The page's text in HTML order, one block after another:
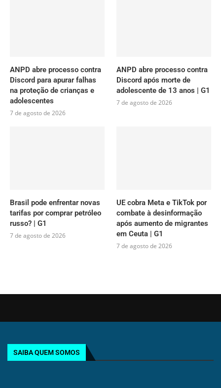
ANPD abre processo contra
Discord para apurar falhas
na proteção de crianças e
adolescentes
7 de agosto de 2026
ANPD abre processo contra
Discord após morte de
adolescente de 13 anos | G1
7 de agosto de 2026
Brasil pode enfrentar novas
tarifas por comprar petróleo
russo? | G1
7 de agosto de 2026
UE cobra Meta e TikTok por
combate à desinformação
após aumento de migrantes
em Ceuta | G1
7 de agosto de 2026
SAIBA QUEM SOMOS